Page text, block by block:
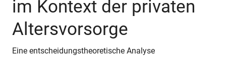
im Kontext der privaten
Altersvorsorge
Eine entscheidungstheoretische Analyse